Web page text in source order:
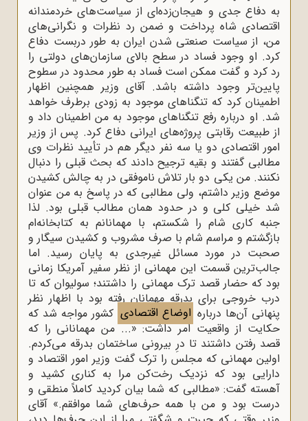
به دفاع جدی و هیجان‌زده‌ای از سیاست‌های خردمندانه‌
اقتصادی شاه پرداخت و ضمن رد نظرات و نگرانی‌های
من، از سیاست صنعتی‌ شدن ایران به طور دربست دفاع
کرد. او وجود فساد در سطح بالای سازمان‌های دولتی را
رد کرد و گفت ممکن است فساد به طور محدود در سطوح
پایین‌تر وجود داشته باشد. آقای وزیر همچنین اظهار
اطمینان کرد که تنگناهای موجود به زودی برطرف خواهد
شد. او درباره‌ رفع تنگناهای موجود به من اطمینان داد و
از طبیعت رقابتی پروژه‌های ایرانی دفاع کرد. پس از وزیر
امور اقتصادی دو یا سه نفر دیگر هم در تأیید نظرات وی
مطالبی گفتند و بقیه ترجیح دادند که بحث قبلی را دنبال
نکنند. من یکی دو بار تلاش ناموفقی در به چالش کشیدن
موضع وزیر داشتم، ولی مطالبی که در پاسخ به من عنوان
شد خیلی کلی و در حدود همان مطالب قبلی بود. لذا
جنبه‌ کاری شام را شکستم، با مهمانانم به کتابخانه‌ام
بازگشتم و مراسم شام با صرف مشروب و کشیدن سیگار و
صحبت در مورد مسائل غیرجدی به پایان رسید. اما
جالب‌ترین قسمت این مهمانی از نظر سفیر آمریکا زمانی
بود که حضار قصد ترک مهمانی را داشتند؛ سولیوان که تا
درب خروجی برای بدرقه مهمانان رفته بود با اظهار نظر
پنهانی آن‌ها درباره اوضاع اقتصادی کشور مواجه شد که
حکایت از واقعیت امر داشت: «... من مهمانانی را که
قصد رفتن داشتند تا درِ بیرونی ساختمان بدرقه می‌کردم.
اولین مهمانی که مجلس را ترک گفت وزیر امور اقتصاد و
دارایی بود که نزدیک رخت‌کن مرا به کناری کشید و
آهسته گفت: «مطالبی که شما بیان کردید کاملاً منطقی و
درست بود و من با همه‌ حرف‌های شما موافقم.» آقای